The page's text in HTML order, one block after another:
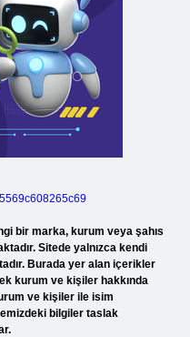
bir marka, kurum veya şahıs
Sitede yalnızca kendi
Burada yer alan içerikler
kurum ve kişiler hakkında
ve kişiler ile isim
bilgiler taslak